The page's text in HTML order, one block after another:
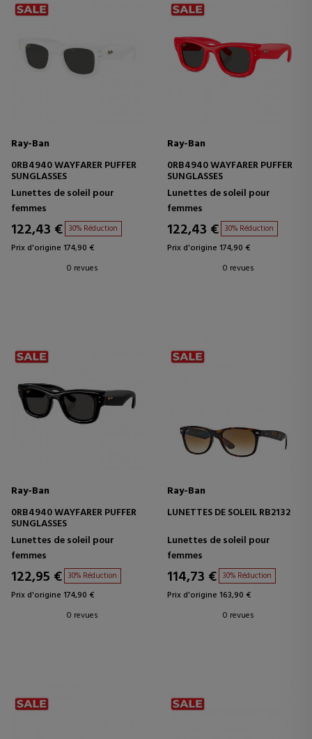
Ray-Ban
0RB4940 WAYFARER PUFFER
SUNGLASSES
Lunettes de soleil pour
femmes
122,43 € 30% Réduction
Prix d'origine 174,90 €
0 revues
Ray-Ban
0RB4940 WAYFARER PUFFER
SUNGLASSES
Lunettes de soleil pour
femmes
122,43 € 30% Réduction
Prix d'origine 174,90 €
0 revues
Ray-Ban
0RB4940 WAYFARER PUFFER
SUNGLASSES
Lunettes de soleil pour
femmes
122,95 € 30% Réduction
Prix d'origine 174,90 €
0 revues
Ray-Ban
LUNETTES DE SOLEIL RB2132
Lunettes de soleil pour
femmes
114,73 € 30% Réduction
Prix d'origine 163,90 €
0 revues